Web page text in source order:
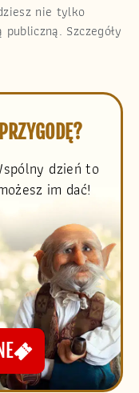
nie tylko
Szczegóły
dzień to
im dać!